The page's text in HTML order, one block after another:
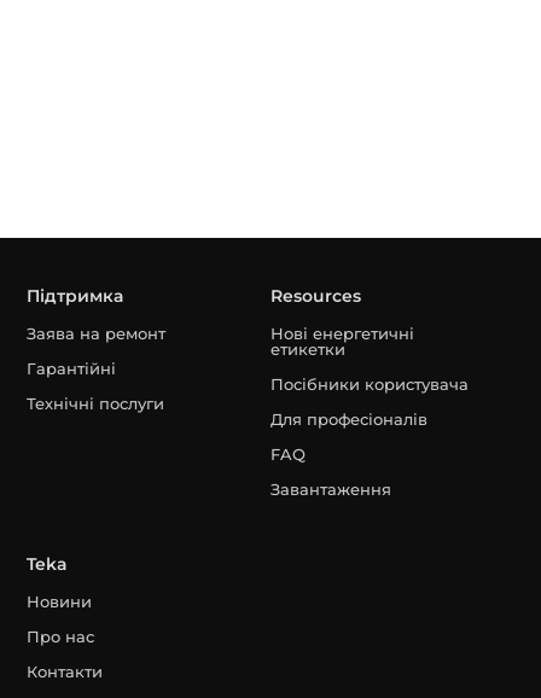
Підтримка
Заява на ремонт
Гарантійні
Технічні послуги
Resources
Нові енергетичні
етикетки
Посібники користувача
Для професіоналів
FAQ
Завантаження
Teka
Новини
Про нас
Контакти